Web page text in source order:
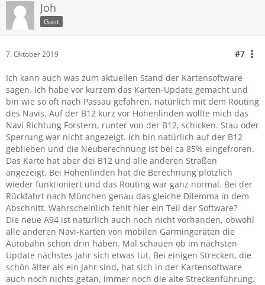
Joh
Gast
7. Oktober 2019 #7
Ich kann auch was zum aktuellen Stand der Kartensoftware
sagen. Ich habe vor kurzem das Karten-Update gemacht und
bin wie so oft nach Passau gefahren, natürlich mit dem Routing
des Navis. Auf der B12 kurz vor Hohenlinden wollte mich das
Navi Richtung Forstern, runter von der B12, schicken. Stau oder
Sperrung war nicht angezeigt. Ich bin natürlich auf der B12
geblieben und die Neuberechnung ist bei ca 85% eingefroren.
Das Karte hat aber dei B12 und alle anderen Straßen
angezeigt. Bei Hohenlinden hat die Berechnung plötzlich
wieder funktioniert und das Routing war ganz normal. Bei der
Rückfahrt nach München genau das gleiche Dilemma in dem
Abschnitt. Wahrscheinlich fehlt hier ein Teil der Software?
Die neue A94 ist natürlich auch noch nicht vorhanden, obwohl
alle anderen Navi-Karten von mobilen Garmingeräten die
Autobahn schon drin haben. Mal schauen ob im nächsten
Update nächstes Jahr sich etwas tut. Bei einigen Strecken, die
schön älter als ein Jahr sind, hat sich in der Kartensoftware
auch noch nichts getan, immer noch die alte Streckenführung.